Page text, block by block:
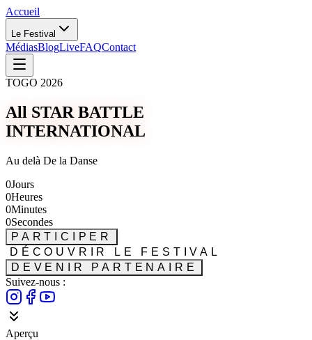
Accueil
Le Festival
MédiasBlogLiveFAQContact
TOGO 2026
All STAR BATTLE
INTERNATIONAL
Au delà De la Danse
0Jours
0Heures
0Minutes
0Secondes
PARTICIPER
DÉCOUVRIR LE FESTIVAL
DEVENIR PARTENAIRE
Suivez-nous :
Aperçu